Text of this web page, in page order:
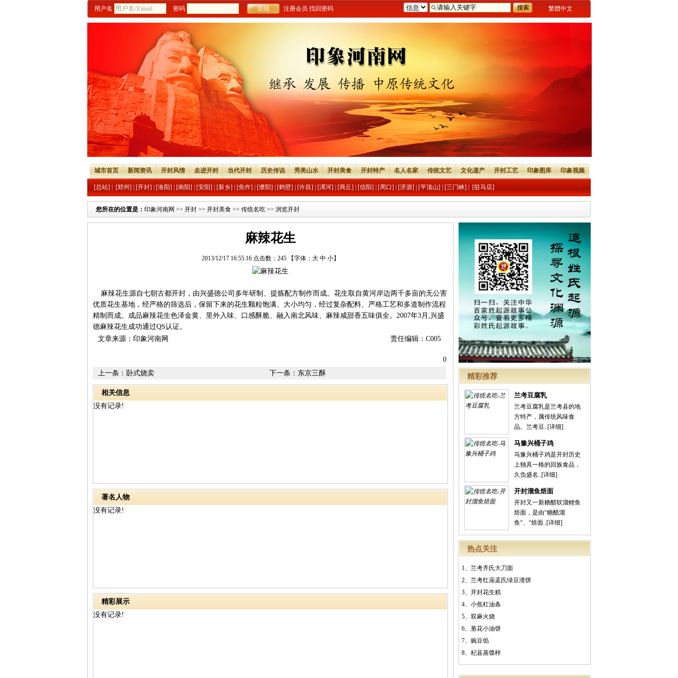
繁體中文
用户名 密码 注册会员 找回密码
城市首页 新闻资讯 开封风情 走进开封 当代开封 历史传说 秀美山水 开封美食 开封特产 名人名家 传统文艺 文化遗产 开封工艺 印象图库 印象视频
[总站] [郑州] [开封] [洛阳] [南阳] [安阳] [新乡] [焦作] [濮阳] [鹤壁] [许昌] [漯河] [商丘] [信阳] [周口] [济源] [平顶山] [三门峡] [驻马店]
您所在的位置是： 印象河南网 >> 开封 >> 开封美食 >> 传统名吃 >> 浏览开封
精彩推荐
兰考豆腐乳
兰考豆腐乳是兰考县的地
方特产，属传统风味食
品。兰考豆..[详细]
马豫兴桶子鸡
马豫兴桶子鸡是开封历史
上独具一格的回族食品，
久负盛名..[详细]
开封溜鱼焙面
开封又一新糖醋软溜鲤鱼
焙面，是由“糖醋溜
鱼“、“焙面..[详细]
热点关注
1、 兰考齐氏大刀面
2、 兰考红庙孟氏绿豆渣饼
3、 开封花生糕
4、 小焦杠油条
5、 双麻火烧
6、 葱花小油饼
7、 豌豆馅
8、 杞县蒸馍样
麻辣花生
2013/12/17 16:55:16 点击数： 245 【字体： 大 中 小】
麻辣花生源自七朝古都开封，由兴盛德公司多年研制、提炼配方制作而成。花生取自黄河岸边两千多亩的无公害
优质花生基地，经严格的筛选后，保留下来的花生颗粒饱满、大小均匀，经过复杂配料、严格工艺和多道制作流程
精制而成。成品麻辣花生色泽金黄、里外入味、口感酥脆、融入南北风味、麻辣咸甜香五味俱全。2007年3月,兴盛
德麻辣花生成功通过QS认证。
责任编辑：C005
文章来源：印象河南网
0
下一条： 东京三酥
上一条： 卧式烧卖
相关信息
没有记录!
著名人物
没有记录!
精彩展示
没有记录!